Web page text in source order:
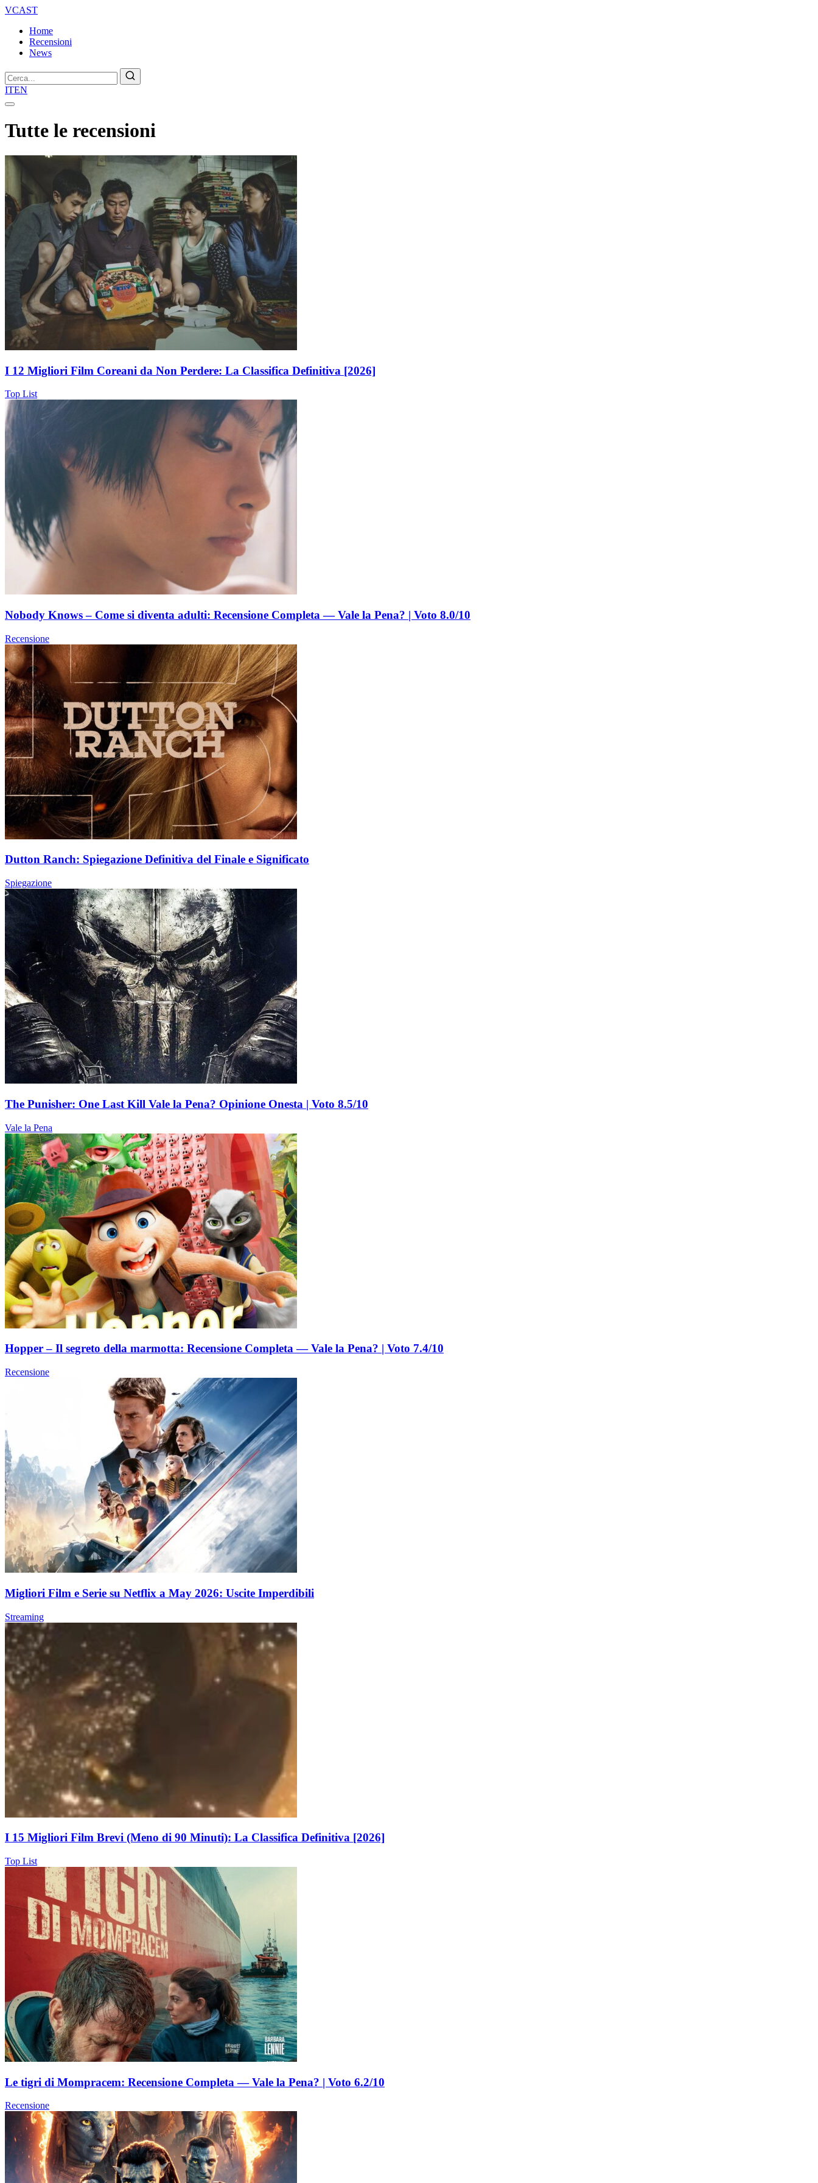
VCAST
Home
Recensioni
News
Cerca
ITEN
Tutte le recensioni
I 12 Migliori Film Coreani da Non Perdere: La Classifica Definitiva [2026]
Top List
Nobody Knows – Come si diventa adulti: Recensione Completa — Vale la Pena? | Voto 8.0/10
Recensione
Dutton Ranch: Spiegazione Definitiva del Finale e Significato
Spiegazione
The Punisher: One Last Kill Vale la Pena? Opinione Onesta | Voto 8.5/10
Vale la Pena
Hopper – Il segreto della marmotta: Recensione Completa — Vale la Pena? | Voto 7.4/10
Recensione
Migliori Film e Serie su Netflix a May 2026: Uscite Imperdibili
Streaming
I 15 Migliori Film Brevi (Meno di 90 Minuti): La Classifica Definitiva [2026]
Top List
Le tigri di Mompracem: Recensione Completa — Vale la Pena? | Voto 6.2/10
Recensione